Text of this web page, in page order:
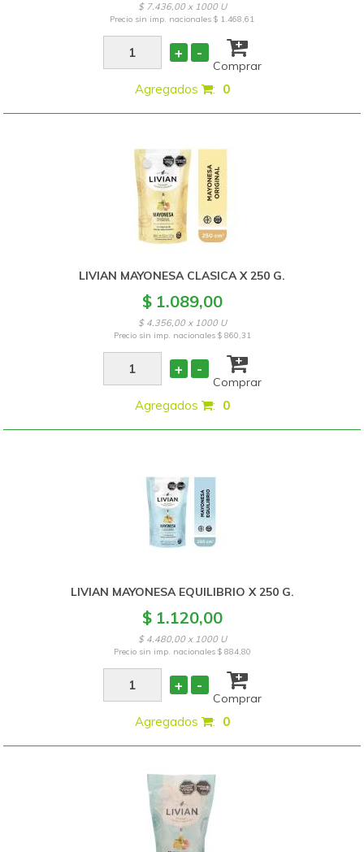
$ 7.436,00 x 1000 U
Precio sin imp. nacionales$ 1.468,61
+ -
Comprar
Agregados : 0
LIVIAN MAYONESA CLASICA X 250 G.
$ 1.089,00
$ 4.356,00 x 1000 U
Precio sin imp. nacionales $ 860,31
+ -
Comprar
Agregados : 0
LIVIAN MAYONESA EQUILIBRIO X 250 G.
$ 1.120,00
$ 4.480,00 x 1000 U
Precio sin imp. nacionales $ 884,80
+ -
Comprar
Agregados : 0